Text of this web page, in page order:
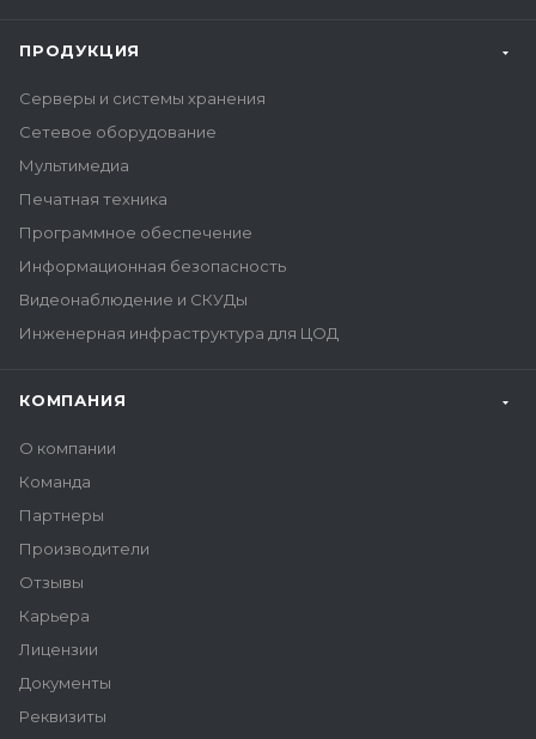
ПРОДУКЦИЯ
Серверы и системы хранения
Сетевое оборудование
Мультимедиа
Печатная техника
Программное обеспечение
Информационная безопасность
Видеонаблюдение и СКУДы
Инженерная инфраструктура для ЦОД
КОМПАНИЯ
О компании
Команда
Партнеры
Производители
Отзывы
Карьера
Лицензии
Документы
Реквизиты